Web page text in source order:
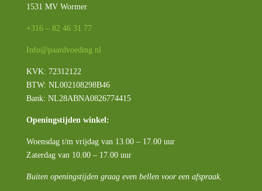
1531 MV Wormer
+316 – 82 46 31 77
Info@paardvoeding.nl
KVK: 72312122
BTW: NL002108298B46
Bank: NL28ABNA0826774415
Openingstijden winkel:
Woensdag t/m vrijdag van 13.00 – 17.00 uur
Zaterdag van 10.00 – 17.00 uur
Buiten openingstijden graag even bellen voor een afspraak.